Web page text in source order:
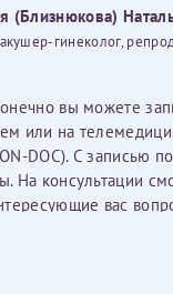
мед. сестру
Тоже очень
как с давней
и чуткий,
туда ещё
же только к
волшебнику, без
Рафаилевич
к вам и
для
(Близнюкова)
гинеколог,
вы можете
или на
DOC). С записью
На консультации
вас